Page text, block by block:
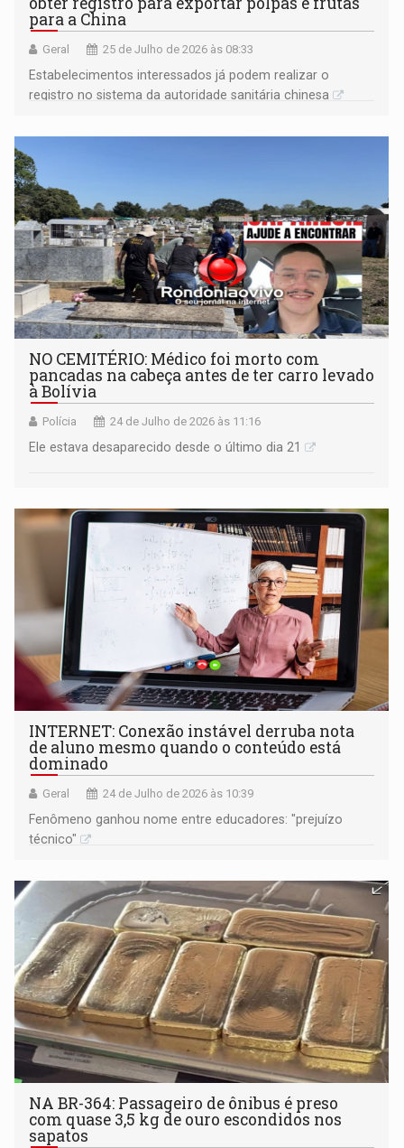
para a China
Geral 25 de Julho de 2026 às 08:33
Estabelecimentos interessados já podem realizar o
registro no sistema da autoridade sanitária chinesa
NO CEMITÉRIO: Médico foi morto com
pancadas na cabeça antes de ter carro levado
à Bolívia
Polícia 24 de Julho de 2026 às 11:16
Ele estava desaparecido desde o último dia 21
INTERNET: Conexão instável derruba nota
de aluno mesmo quando o conteúdo está
dominado
Geral 24 de Julho de 2026 às 10:39
Fenômeno ganhou nome entre educadores: "prejuízo
técnico"
NA BR-364: Passageiro de ônibus é preso
com quase 3,5 kg de ouro escondidos nos
sapatos